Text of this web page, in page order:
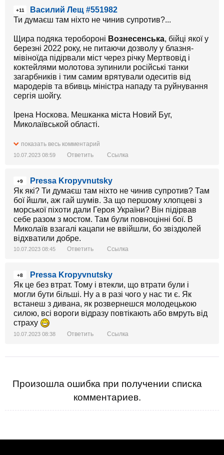
+11
Василий Лещ #551982
Ти думаєш там ніхто не чинив супротив?...
Щира подяка теробороні Вознесенська, бійці якої у
березні 2022 року, не питаючи дозволу у блазня-
мівіноїда підірвали міст через річку Мертвовід і
коктейлями молотова зупинили російські танки
загарбників і тим самим врятували одеситів від
мародерів та вбивць міністра нападу та руйнування
сергія шойгу.
Ірена Носкова. Мешканка міста Новий Буг,
Миколаївськой області.
«Пережила всі наступи «другий за чисельністю армії
у світі», бомбардування артилерією приватних
Орки були від нас за 15 км, але наші чоловіки, разом
з Баштанськой теробороной, коктейлями молотова
та з одними автоматами,зупинили орду ще на
підступах до нашого міста, в якому вже не було, ні
поліції, ні СБУ, ні влади. Чиновники та силовики від
партії «слуга народу» перевдяглися в цивільний
одяг і на автомашинах із сім'ями по ґрунтових
дорогах вздовж лісопосадок втекли з міста».
генерала Марченко у дворі розливали коктейлі
молотова перед наступом русні. На аеродромі
військові вручну, без обладнання, підвішували
бомби на літакі, допомагали пілотам піднятися в
кабіну і ті летіли бомбити колони бронетехніки орків.
Посилання:https://www.facebook.com/messenger_media?
показать весь комментарий
10.07.2023 08:59 Ответить Ссылка
+9
Pressa Kropyvnutsky
Як які? Ти думаєш там ніхто не чинив супротив? Там
бої йшли, аж гай шумів. За що першому хлопцеві з
морської піхоти дали Героя України? Він підірвав
себе разом з мостом. Там були повноцінні бої. В
Миколаїв взагалі кацапи не ввійшли, бо звіздюлей
відхватили добре.
10.07.2023 08:45 Ответить Ссылка
+8
Pressa Kropyvnutsky
Як це без втрат. Тому і втекли, що втрати були і
могли бути більші. Ну а в разі чого у нас ти є. Як
встанеш з дивана, як розвернешся молодецькою
силою, всі вороги відразу повтікають або вмруть від
страху
10.07.2023 08:38 Ответить Ссылка
Произошла ошибка при получении списка
комментариев.